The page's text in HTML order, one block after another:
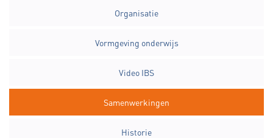
Organisatie
Vormgeving onderwijs
Video IBS
Samenwerkingen
Historie